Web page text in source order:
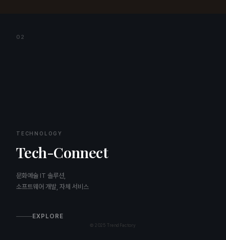
02
TECHNOLOGY
Tech-Connect
문화예술 IT 솔루션,
소프트웨어 개발, 자체 서비스
EXPLORE
© 2025 TrendFactory